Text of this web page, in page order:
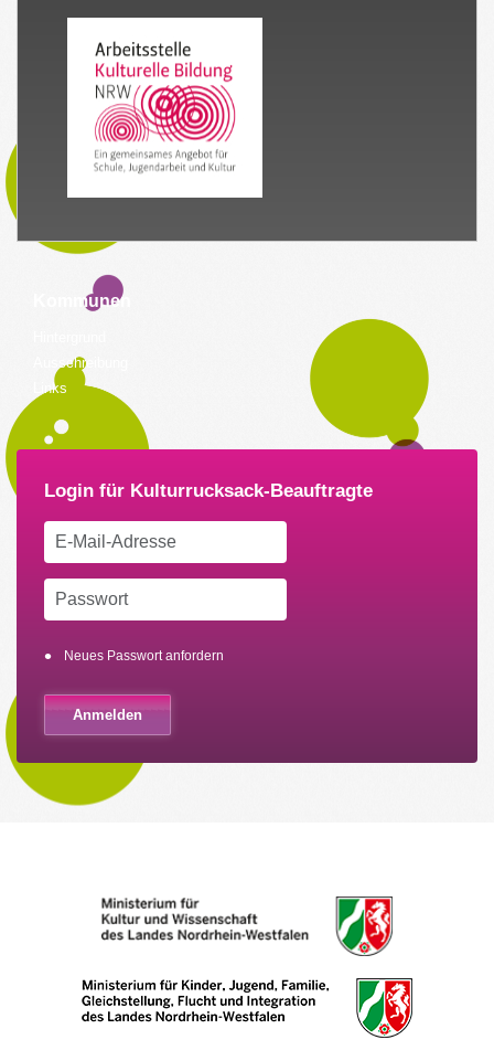
Kommunen
Ausschreibung
Links
Neues Passwort anfordern